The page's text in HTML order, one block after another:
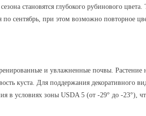
становятся глубокого рубинового цвета.
сентябрь, при этом возможно повторное
и увлажненные почвы. Растение
куста. Для поддержания декоративного
в условиях зоны USDA 5 (от -29° до -23°),